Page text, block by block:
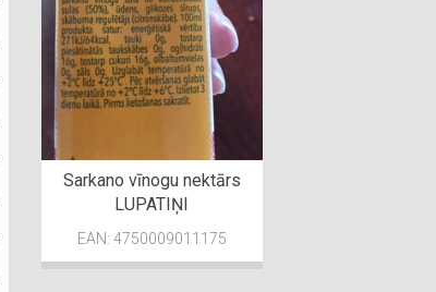
Sarkano vīnogu nektārs
LUPATIŅI
EAN: 4750009011175